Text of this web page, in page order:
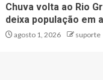
Chuva volta ao Rio
deixa população em
agosto 1, 2026 suporte